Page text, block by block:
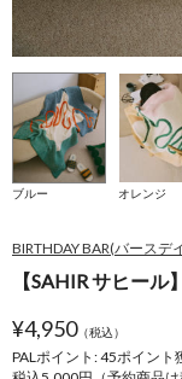
ブルー オレンジ
BIRTHDAY BAR(バースデ
【SAHIR サヒー
¥4,950（税込）
PALポイント: 45ポイント